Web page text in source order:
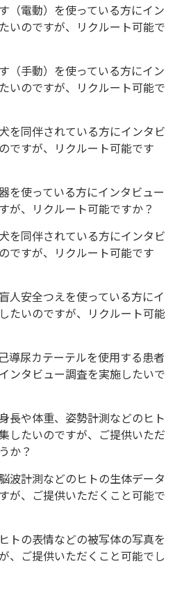
（電動）を使っている方にイン
いのですが、リクルート可能で
（手動）を使っている方にイン
いのですが、リクルート可能で
を同伴されている方にインタビ
ですが、リクルート可能です
を使っている方にインタビュー
が、リクルート可能ですか？
を同伴されている方にインタビ
ですが、リクルート可能です
人安全つえを使っている方にイ
たいのですが、リクルート可能
導尿カテーテルを使用する患者
ンタビュー調査を実施したいで
長や体重、姿勢計測などのヒト
したいのですが、ご提供いただ
か？
波計測などのヒトの生体データ
が、ご提供いただくこと可能で
トの表情などの被写体の写真を
、ご提供いただくこと可能でし